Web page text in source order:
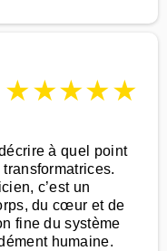
★★★★★
à quel point
c’est un
du cœur et de
fine du système
humaine.